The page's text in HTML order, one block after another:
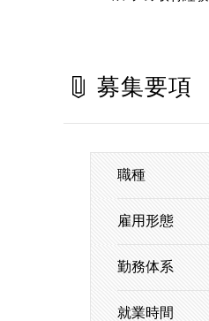
募集要項
職種
雇用形態
勤務体系
就業時間